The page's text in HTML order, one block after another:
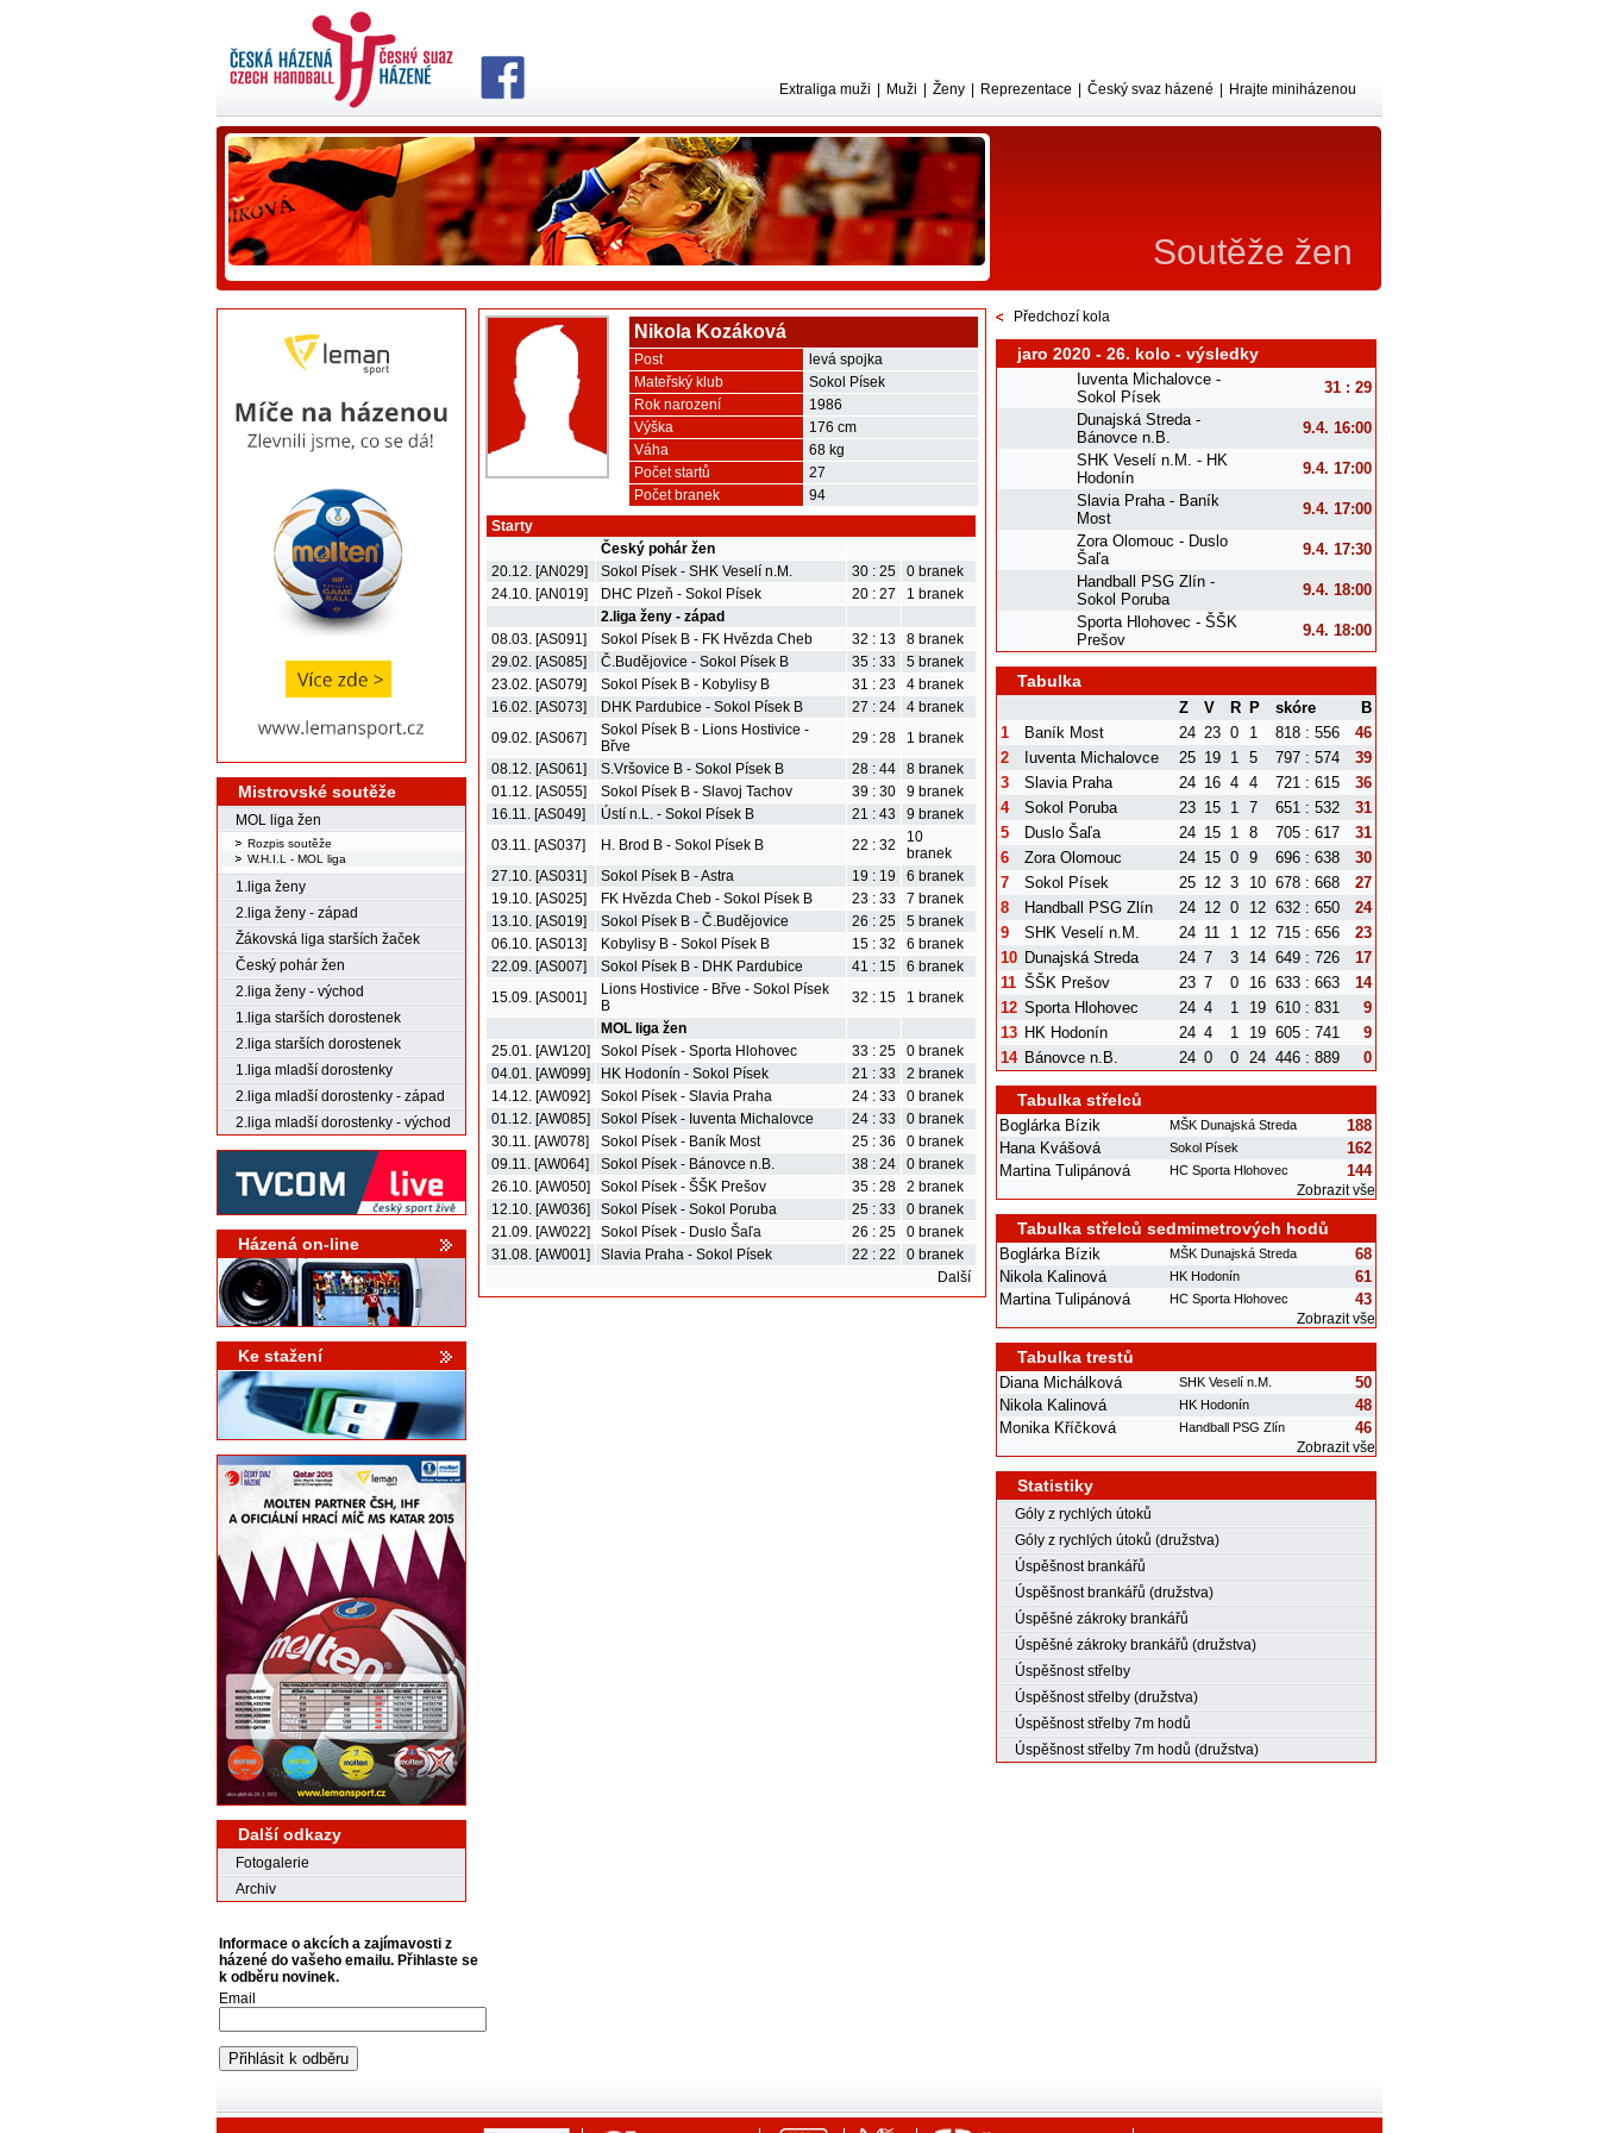
Soutěže žen
Extraliga muži Muži Ženy Reprezentace Český svaz házené Hrajte miniházenou
Mistrovské soutěže
MOL liga žen
Rozpis soutěže
W.H.I.L - MOL liga
1.liga ženy
2.liga ženy - západ
Žákovská liga starších žaček
Český pohár žen
2.liga ženy - východ
1.liga starších dorostenek
2.liga starších dorostenek
1.liga mladší dorostenky
2.liga mladší dorostenky - západ
2.liga mladší dorostenky - východ
Házená on-line
Ke stažení
Další odkazy
Fotogalerie
Archiv
Informace o akcích a zajímavosti z
házené do vašeho emailu. Přihlaste se
k odběru novinek.
Email
Nikola Kozáková
Post
levá spojka
Mateřský klub
Sokol Písek
Rok narození
1986
Výška
176 cm
Váha
68 kg
Počet startů
27
Počet branek
94
Starty
Český pohár žen
20.12. [AN029]
Sokol Písek - SHK Veselí n.M. 30 : 25
0 branek
24.10. [AN019]
DHC Plzeň - Sokol Písek 20 : 27
1 branek
2.liga ženy - západ
08.03. [AS091]
Sokol Písek B - FK Hvězda Cheb 32 : 13
8 branek
29.02. [AS085]
Č.Budějovice - Sokol Písek B 35 : 33
5 branek
23.02. [AS079]
Sokol Písek B - Kobylisy B 31 : 23
4 branek
16.02. [AS073]
DHK Pardubice - Sokol Písek B 27 : 24
4 branek
09.02. [AS067]
Sokol Písek B - Lions Hostivice -
Břve
29 : 28
1 branek
08.12. [AS061]
S.Vršovice B - Sokol Písek B 28 : 44
8 branek
01.12. [AS055]
Sokol Písek B - Slavoj Tachov 39 : 30
9 branek
16.11. [AS049]
Ústí n.L. - Sokol Písek B 21 : 43
9 branek
03.11. [AS037]
H. Brod B - Sokol Písek B 22 : 32
10
branek
27.10. [AS031]
Sokol Písek B - Astra 19 : 19
6 branek
19.10. [AS025]
FK Hvězda Cheb - Sokol Písek B 23 : 33
7 branek
13.10. [AS019]
Sokol Písek B - Č.Budějovice 26 : 25
5 branek
06.10. [AS013]
Kobylisy B - Sokol Písek B 15 : 32
6 branek
22.09. [AS007]
Sokol Písek B - DHK Pardubice 41 : 15
6 branek
15.09. [AS001]
Lions Hostivice - Břve - Sokol Písek
B
32 : 15
1 branek
MOL liga žen
25.01. [AW120]
Sokol Písek - Sporta Hlohovec 33 : 25
0 branek
04.01. [AW099]
HK Hodonín - Sokol Písek 21 : 33
2 branek
14.12. [AW092]
Sokol Písek - Slavia Praha 24 : 33
0 branek
01.12. [AW085]
Sokol Písek - Iuventa Michalovce 24 : 33
0 branek
30.11. [AW078]
Sokol Písek - Baník Most 25 : 36
0 branek
09.11. [AW064]
Sokol Písek - Bánovce n.B. 38 : 24
0 branek
26.10. [AW050]
Sokol Písek - ŠŠK Prešov 35 : 28
2 branek
12.10. [AW036]
Sokol Písek - Sokol Poruba 25 : 33
0 branek
21.09. [AW022]
Sokol Písek - Duslo Šaľa 26 : 25
0 branek
31.08. [AW001]
Slavia Praha - Sokol Písek 22 : 22
0 branek
Další
Předchozí kola
jaro 2020 - 26. kolo - výsledky
Iuventa Michalovce -
Sokol Písek
31 : 29
Dunajská Streda -
Bánovce n.B.
9.4. 16:00
SHK Veselí n.M. - HK
Hodonín
9.4. 17:00
Slavia Praha - Baník
Most
9.4. 17:00
Zora Olomouc - Duslo
Šaľa
9.4. 17:30
Handball PSG Zlín -
Sokol Poruba
9.4. 18:00
Sporta Hlohovec - ŠŠK
Prešov
9.4. 18:00
Tabulka
Z V R P skóre
B
1
Baník Most 24 23 0 1 818 : 556
46
2
Iuventa Michalovce 25 19 1 5 797 : 574
39
3
Slavia Praha 24 16 4 4 721 : 615
36
4
Sokol Poruba 23 15 1 7 651 : 532
31
5
Duslo Šaľa 24 15 1 8 705 : 617
31
6
Zora Olomouc 24 15 0 9 696 : 638
30
7
Sokol Písek 25 12 3 10 678 : 668
27
8
Handball PSG Zlín 24 12 0 12 632 : 650
24
9
SHK Veselí n.M. 24 11 1 12 715 : 656
23
10 Dunajská Streda 24 7 3 14 649 : 726
17
11 ŠŠK Prešov 23 7 0 16 633 : 663
14
12 Sporta Hlohovec 24 4 1 19 610 : 831
9
13 HK Hodonín 24 4 1 19 605 : 741
9
14 Bánovce n.B. 24 0 0 24 446 : 889 0
Tabulka střelců
Boglárka Bízik MŠK Dunajská Streda
188
Hana Kvášová
Sokol Písek
162
Martina Tulipánová
HC Sporta Hlohovec 144
Zobrazit vše
Tabulka střelců sedmimetrových hodů
Boglárka Bízik MŠK Dunajská Streda
68
Nikola Kalinová
HK Hodonín
61
Martina Tulipánová
HC Sporta Hlohovec 43
Zobrazit vše
Tabulka trestů
Diana Michálková SHK Veselí n.M.
50
Nikola Kalinová
HK Hodonín
48
Monika Kříčková
Handball PSG Zlín 46
Zobrazit vše
Statistiky
Góly z rychlých útoků
Góly z rychlých útoků (družstva)
Úspěšnost brankářů
Úspěšnost brankářů (družstva)
Úspěšné zákroky brankářů
Úspěšné zákroky brankářů (družstva)
Úspěšnost střelby
Úspěšnost střelby (družstva)
Úspěšnost střelby 7m hodů
Úspěšnost střelby 7m hodů (družstva)